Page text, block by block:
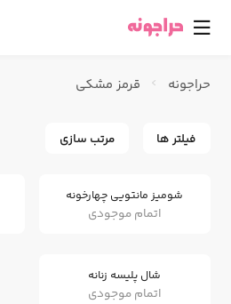
☰
حراجونه قرمز مشکی
فیلتر ها مرتب سازی
شومیز مانتویی چهارخونه
اتمام موجودی
شال پلیسه زنانه
اتمام موجودی